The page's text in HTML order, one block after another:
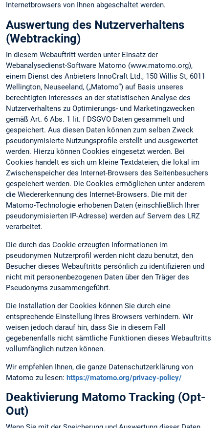
Internetbrowsers von Ihnen abgeschaltet werden.
Auswertung des Nutzerverhaltens
(Webtracking)
In diesem Webauftritt werden unter Einsatz der
Webanalysedienst-Software Matomo (www.matomo.org),
einem Dienst des Anbieters InnoCraft Ltd., 150 Willis St, 6011
Wellington, Neuseeland, („Matomo“) auf Basis unseres
berechtigten Interesses an der statistischen Analyse des
Nutzerverhaltens zu Optimierungs- und Marketingzwecken
gemäß Art. 6 Abs. 1 lit. f DSGVO Daten gesammelt und
gespeichert. Aus diesen Daten können zum selben Zweck
pseudonymisierte Nutzungsprofile erstellt und ausgewertet
werden. Hierzu können Cookies eingesetzt werden. Bei
Cookies handelt es sich um kleine Textdateien, die lokal im
Zwischenspeicher des Internet-Browsers des Seitenbesuchers
gespeichert werden. Die Cookies ermöglichen unter anderem
die Wiedererkennung des Internet-Browsers. Die mit der
Matomo-Technologie erhobenen Daten (einschließlich Ihrer
pseudonymisierten IP-Adresse) werden auf Servern des LRZ
verarbeitet.
Die durch das Cookie erzeugten Informationen im
pseudonymen Nutzerprofil werden nicht dazu benutzt, den
Besucher dieses Webauftritts persönlich zu identifizieren und
nicht mit personenbezogenen Daten über den Träger des
Pseudonyms zusammengeführt.
Die Installation der Cookies können Sie durch eine
entsprechende Einstellung Ihres Browsers verhindern. Wir
weisen jedoch darauf hin, dass Sie in diesem Fall
gegebenenfalls nicht sämtliche Funktionen dieses Webauftritts
vollumfänglich nutzen können.
Wir empfehlen Ihnen, die ganze Datenschutzerklärung von
Matomo zu lesen: https://matomo.org/privacy-policy/
Deaktivierung Matomo Tracking (Opt-
Out)